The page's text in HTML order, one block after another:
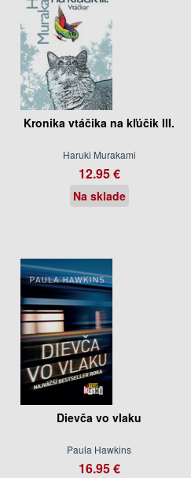
Kronika vtáčika na kľúčik III.
Haruki Murakami
12.95 €
Na sklade
Dievča vo vlaku
Paula Hawkins
16.95 €